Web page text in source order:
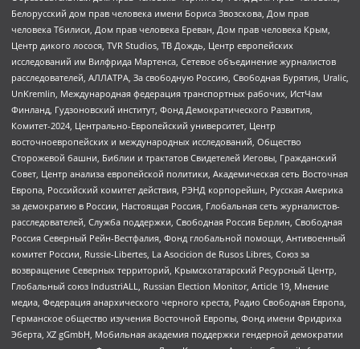
Белорусский дом прав человека имени Бориса Звозскова, Дом прав
человека Тбилиси, Дом прав человека Ереван, Дом прав человека Крым,
Центр дикого лосося, TVR Studios, ТВ Дождь, Центр европейских
исследований им Вилфрида Мартенса, Сетевое объединение журналистов
расследователей, АЛЛАТРА, За свободную Россию, Свободная Бурятия, Uralic,
UnKremlin, Международная федерация транспортных рабочих, ИстЧам
Финланд, Гудзоновский институт, Фонд Демократического Развития,
Комитет-2024, Центрально-Европейский университет, Центр
восточноевропейских и международных исследований, Общество
Сторожевой башни, Библии и трактатов Свидетелей Иеговы, Гражданский
Совет, Центр анализа европейской политики, Академическая сеть Восточная
Европа, Российский комитет действия, РЭНД корпорейшн, Русская Америка
за демократию в России, Настоящая Россия, Глобальная сеть журналистов-
расследователей, Служба поддержки, Свободная Россия Берлин, Свободная
Россия Северный Рейн-Вестфалия, Фонд глобальной помощи, Антивоенный
комитет России, Russie-Libertes, La Asocicion de Rusos Libres, Союз за
возвращение Северных территорий, Крымскотатарский Ресурсный Центр,
Глобальный союз IndustriALL, Russian Election Monitor, Article 19, Мнение
медиа, Федерация анархического черного креста, Радио Свободная Европа,
Германское общество изучения Восточной Европы, Фонд имени Фридриха
Эберта, XZ gGmbH, Мобильная академия поддержки гендерной демократии